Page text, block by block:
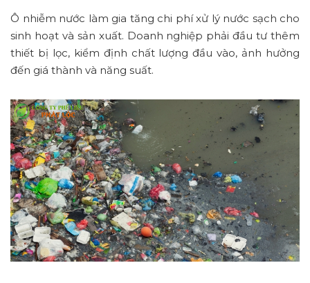
Ô nhiễm nước làm gia tăng chi phí xử lý nước sạch cho
sinh hoạt và sản xuất. Doanh nghiệp phải đầu tư thêm
thiết bị lọc, kiểm định chất lượng đầu vào, ảnh hưởng
đến giá thành và năng suất.